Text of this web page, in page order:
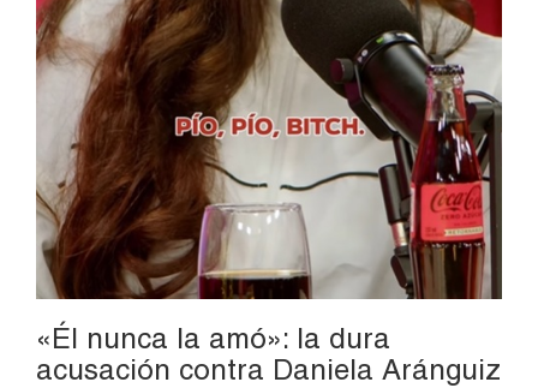
«Él nunca la amó»: la dura
acusación contra Daniela Aránguiz